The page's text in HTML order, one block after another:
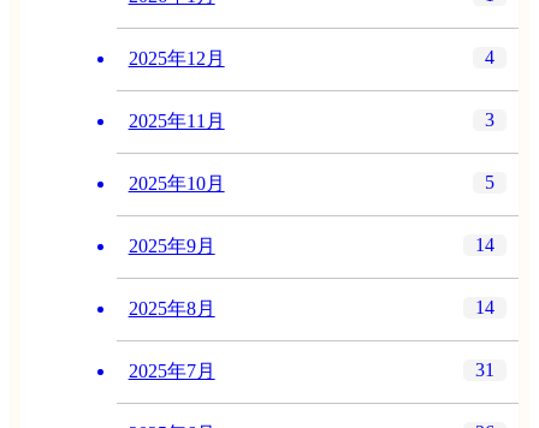
2025年12月 4
2025年11月 3
2025年10月 5
2025年9月 14
2025年8月 14
2025年7月 31